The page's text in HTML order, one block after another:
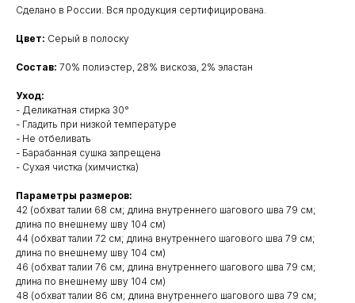
Сделано в России. Вся продукция сертифицирована.
Цвет: Серый в полоску
Состав: 70% полиэстер, 28% вискоза, 2% эластан
Уход:
- Деликатная стирка 30°
- Гладить при низкой температуре
- Не отбеливать
- Барабанная сушка запрещена
- Сухая чистка (химчистка)
Параметры размеров:
42 (обхват талии 68 см; длина внутреннего шагового шва 79 см;
длина по внешнему шву 104 см)
44 (обхват талии 72 см; длина внутреннего шагового шва 79 см;
длина по внешнему шву 104 см)
46 (обхват талии 76 см; длина внутреннего шагового шва 79 см;
длина по внешнему шву 104 см)
48 (обхват талии 86 см; длина внутреннего шагового шва 79 см;